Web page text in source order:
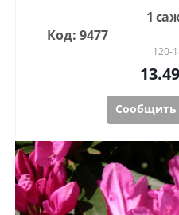
1
Код: 9477
120-
13.49
Сообщить